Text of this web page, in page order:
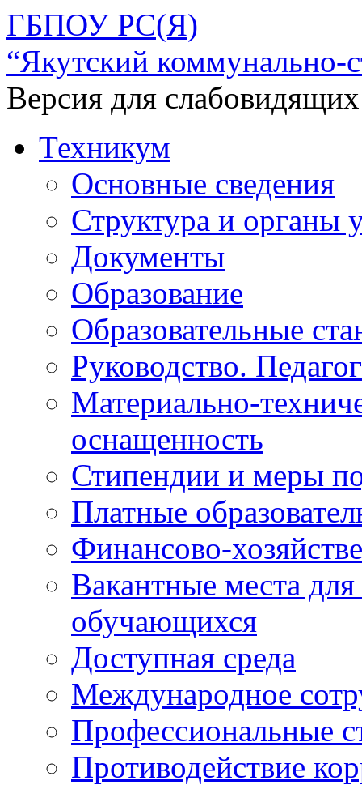
ГБПОУ РС(Я)
“Якутский коммунально-
Версия для слабовидящих
Техникум
Основные сведения
Структура и органы
Документы
Образование
Образовательные
Руководство.
Материально-
оснащенность
Стипендии и меры
Платные
Финансово-
Вакантные места
обучающихся
Доступная среда
Международное
Профессиональные
Противодействие